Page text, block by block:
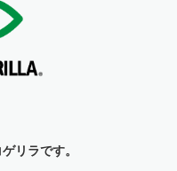
リラです。